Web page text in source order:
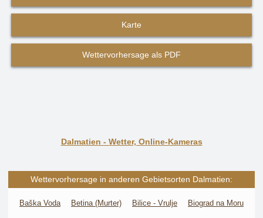
Karte
Wettervorhersage als PDF
Dalmatien - Wetter, Online-Kameras
Wettervorhersage in anderen Gebietsorten Dalmatien:
Baška Voda Betina (Murter) Bilice - Vrulje Biograd na Moru